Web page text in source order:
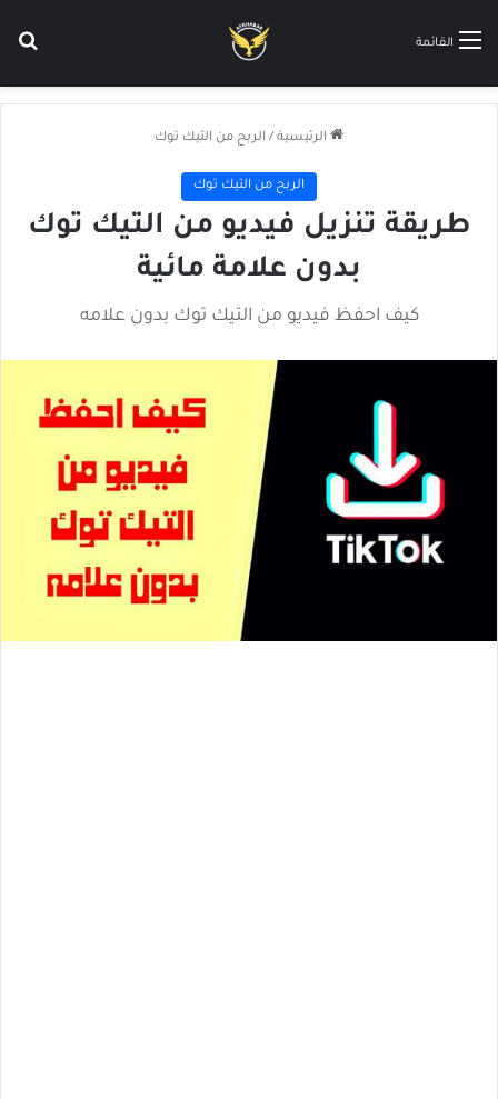
القائمة
الرئيسية / الربح من التيك توك
الربح من التيك توك
طريقة تنزيل فيديو من التيك توك
بدون علامة مائية
كيف احفظ فيديو من التيك توك بدون علامه